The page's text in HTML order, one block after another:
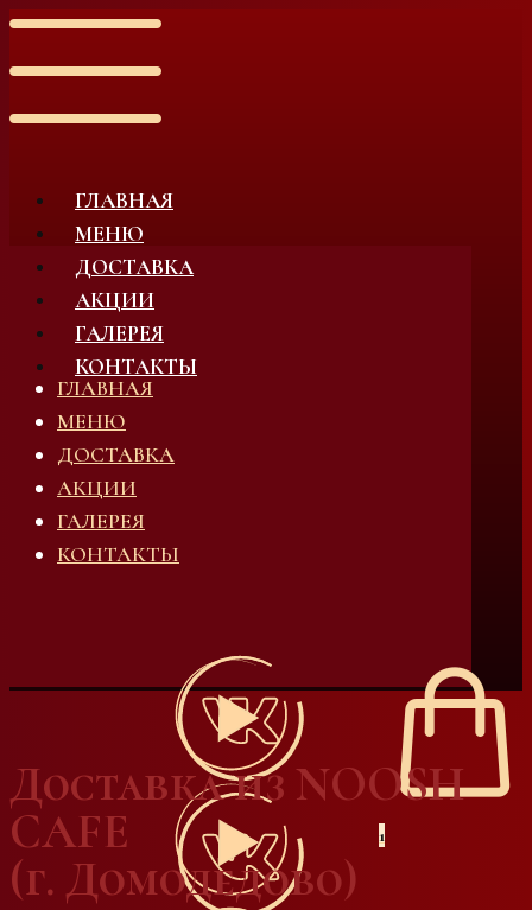
ГЛАВНАЯ
МЕНЮ
ДОСТАВКА
АКЦИИ
ГАЛЕРЕЯ
КОНТАКТЫ
ГЛАВНАЯ
МЕНЮ
ДОСТАВКА
АКЦИИ
ГАЛЕРЕЯ
КОНТАКТЫ
1
Доставка из NOOSH
CAFE
(г. Домодедово)